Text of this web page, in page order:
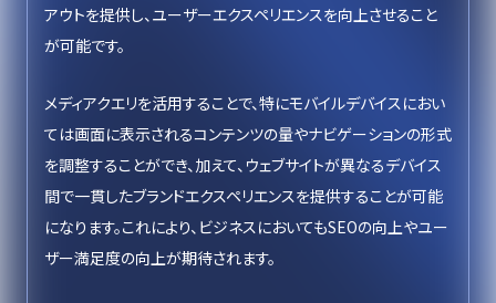
アウトを提供し、ユーザーエクスペリエンスを向上させること
が可能です。
メディアクエリを活用することで、特にモバイルデバイスにおい
ては画面に表示されるコンテンツの量やナビゲーションの形式
を調整することができ、加えて、ウェブサイトが異なるデバイス
間で一貫したブランドエクスペリエンスを提供することが可能
になります。これにより、ビジネスにおいてもSEOの向上やユー
ザー満足度の向上が期待されます。